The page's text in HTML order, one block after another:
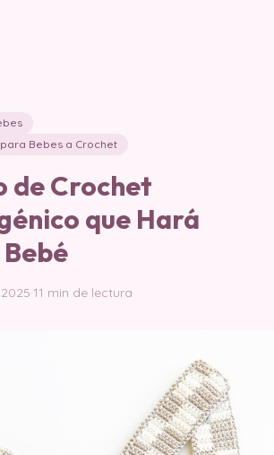
Bebes a Crochet
de Crochet
que Hará
·11 min de lectura